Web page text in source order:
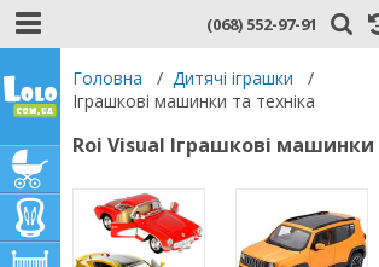
(068) 552-97-91
Головна / Дитячі іграшки
/
Іграшкові машинки та техніка
Roi Visual Іграшкові машинки